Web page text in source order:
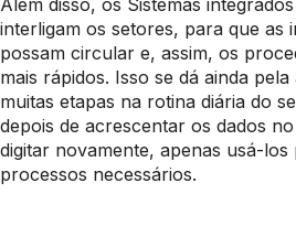
Além disso, os Sistemas
interligam os setores, para que as
possam circular e, assim, os
mais rápidos. Isso se dá ainda
muitas etapas na rotina diária do
depois de acrescentar os dados
digitar novamente, apenas usá-los
processos necessários.